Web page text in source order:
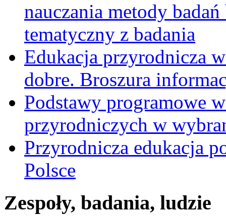
nauczania metody
tematyczny z badania
Edukacja przyrodnicza
dobre. Broszura
Podstawy programowe
przyrodniczych w
Przyrodnicza edukacja
Polsce
Zespoły, badania, ludzie